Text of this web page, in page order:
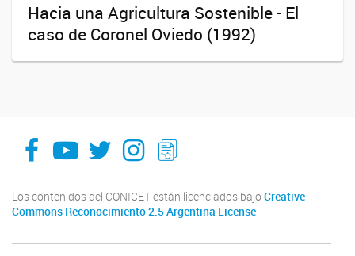
Hacia una Agricultura Sostenible - El
caso de Coronel Oviedo (1992)
facebook
youtube
Twitter
Instagram
LeChasquier Boletin Digital 70
Los contenidos del CONICET están licenciados bajo Creative
Commons Reconocimiento 2.5 Argentina License